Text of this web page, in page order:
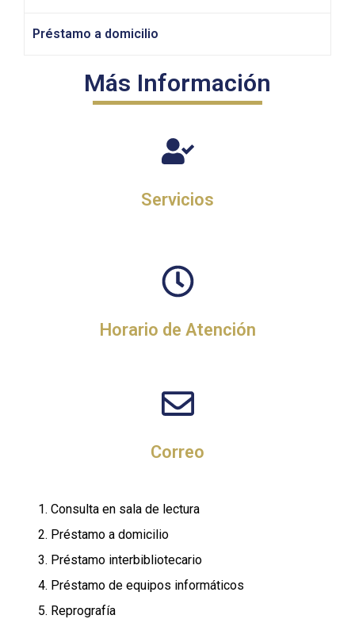
Préstamo a domicilio
Más Información
Servicios
Horario de Atención
Correo
Consulta en sala de lectura
Préstamo a domicilio
Préstamo interbibliotecario
Préstamo de equipos informáticos
Reprografía